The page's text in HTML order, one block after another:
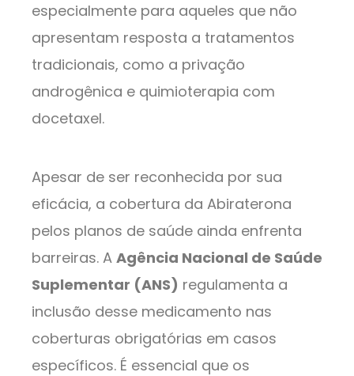
especialmente para aqueles que não
apresentam resposta a tratamentos
tradicionais, como a privação
androgênica e quimioterapia com
docetaxel.
Apesar de ser reconhecida por sua
eficácia, a cobertura da Abiraterona
pelos planos de saúde ainda enfrenta
barreiras. A Agência Nacional de Saúde
Suplementar (ANS) regulamenta a
inclusão desse medicamento nas
coberturas obrigatórias em casos
específicos. É essencial que os